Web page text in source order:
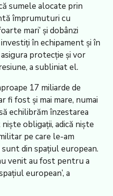
sumele alocate prin
împrumuturi cu
mari’ și dobânzi
investiți în echipament și în
protecție și vor
a subliniat el.
17 miliarde de
fi fost și mai mare, numai
echilibrăm înzestarea
obligații, adică niște
pe care le-am
din spațiul european.
venit au fost pentru a
european’, a